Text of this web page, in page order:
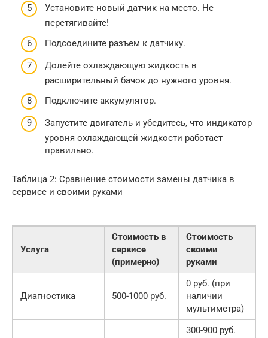
Установите новый датчик на место. Не
перетягивайте!
Подсоедините разъем к датчику.
Долейте охлаждающую жидкость в
расширительный бачок до нужного уровня.
Подключите аккумулятор.
Запустите двигатель и убедитесь, что индикатор
уровня охлаждающей жидкости работает
правильно.
Таблица 2: Сравнение стоимости замены датчика в
сервисе и своими руками
Услуга
Стоимость в
сервисе
(примерно)
Стоимость
своими
руками
Диагностика 500-1000 руб.
0 руб. (при
наличии
мультиметра)
300-900 руб.